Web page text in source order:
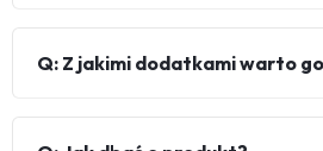
Q: Z jakimi dodatkami warto